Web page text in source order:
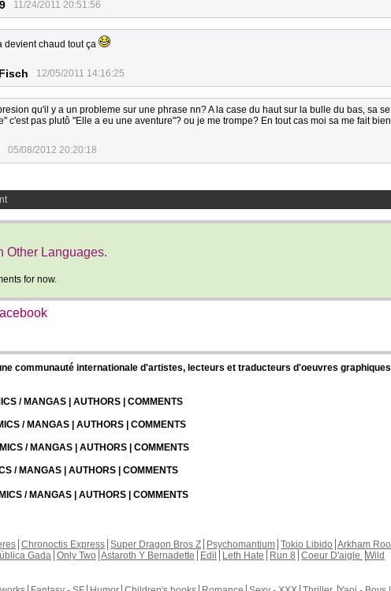
11/24/2011 20:51:56
devient chaud tout ça
12/05/2011 14:16:25
qu'il y a un probleme sur une phrase nn? A la case du haut sur la bulle du bas, sa
c'est pas plutô "Elle a eu une aventure"? ou je me trompe? En tout cas moi sa me fait
05/08/2012 20:20:18
Other Languages.
for now.
communauté internationale d'artistes, lecteurs et traducteurs d'oeuvres
/ MANGAS | AUTHORS | COMMENTS
/ MANGAS | AUTHORS | COMMENTS
/ MANGAS | AUTHORS | COMMENTS
/ MANGAS | AUTHORS | COMMENTS
/ MANGAS | AUTHORS | COMMENTS
Chronoctis Express Super Dragon Bros Z Psychomantium Tokio Libido Arkham
Gada Only Two Astaroth Y Bernadette Edil Leth Hate Run 8 Coeur D'aigle Wild